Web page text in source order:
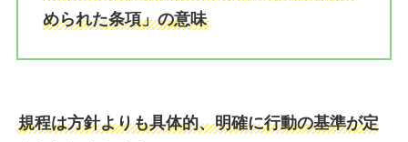
められた条項」の意味
規程は方針よりも具体的、明確に行動の基準が定